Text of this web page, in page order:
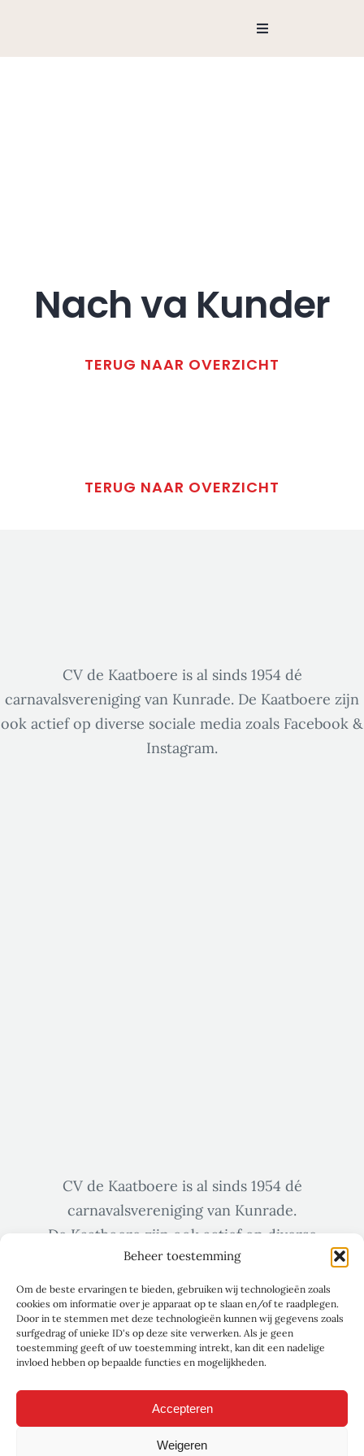
Beheer toestemming
Om de beste ervaringen te bieden, gebruiken wij technologieën zoals
cookies om informatie over je apparaat op te slaan en/of te raadplegen.
Door in te stemmen met deze technologieën kunnen wij gegevens zoals
surfgedrag of unieke ID's op deze site verwerken. Als je geen
toestemming geeft of uw toestemming intrekt, kan dit een nadelige
invloed hebben op bepaalde functies en mogelijkheden.
Accepteren
Weigeren
inhoud
Toggle
Nach va Kunder
TERUG NAAR OVERZICHT
TERUG NAAR OVERZICHT
CV de Kaatboere is al sinds 1954 dé
carnavalsvereniging van Kunrade. De Kaatboere zijn
ook actief op diverse sociale media zoals Facebook &
Instagram.
CV de Kaatboere is al sinds 1954 dé
carnavalsvereniging van Kunrade.
De Kaatboere zijn ook actief op diverse
sociale media zoals Facebook & Instagram.